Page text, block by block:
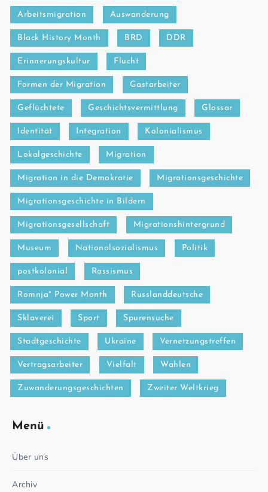
Arbeitsmigration Auswanderung
Black History Month BRD DDR
Erinnerungskultur Flucht
Formen der Migration Gastarbeiter
Geflüchtete Geschichtsvermittlung Glossar
Identität Integration Kolonialismus
Lokalgeschichte Migration
Migration in die Demokratie Migrationsgeschichte
Migrationsgeschichte in Bildern
Migrationsgesellschaft Migrationshintergrund
Museum Nationalsozialismus Politik
postkolonial Rassismus
Romnja* Power Month Russlanddeutsche
Sklaverei Sport Spurensuche
Stadtgeschichte Ukraine Vernetzungstreffen
Vertragsarbeiter Vielfalt Wahlen
Zuwanderungsgeschichten Zweiter Weltkrieg
Menü
Über uns
Archiv